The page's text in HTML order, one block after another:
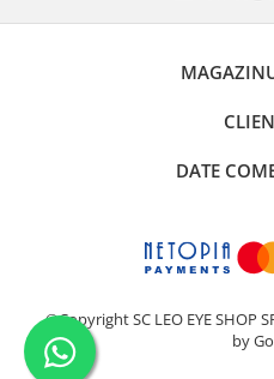
DATE
©Copyright SC LEO EYE SHOP
by